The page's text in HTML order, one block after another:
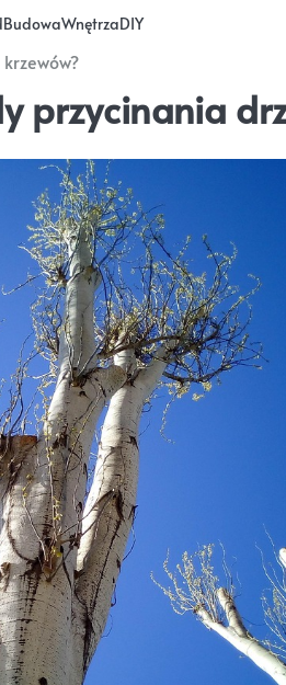
BudowaWnętrzaDIY
przycinania